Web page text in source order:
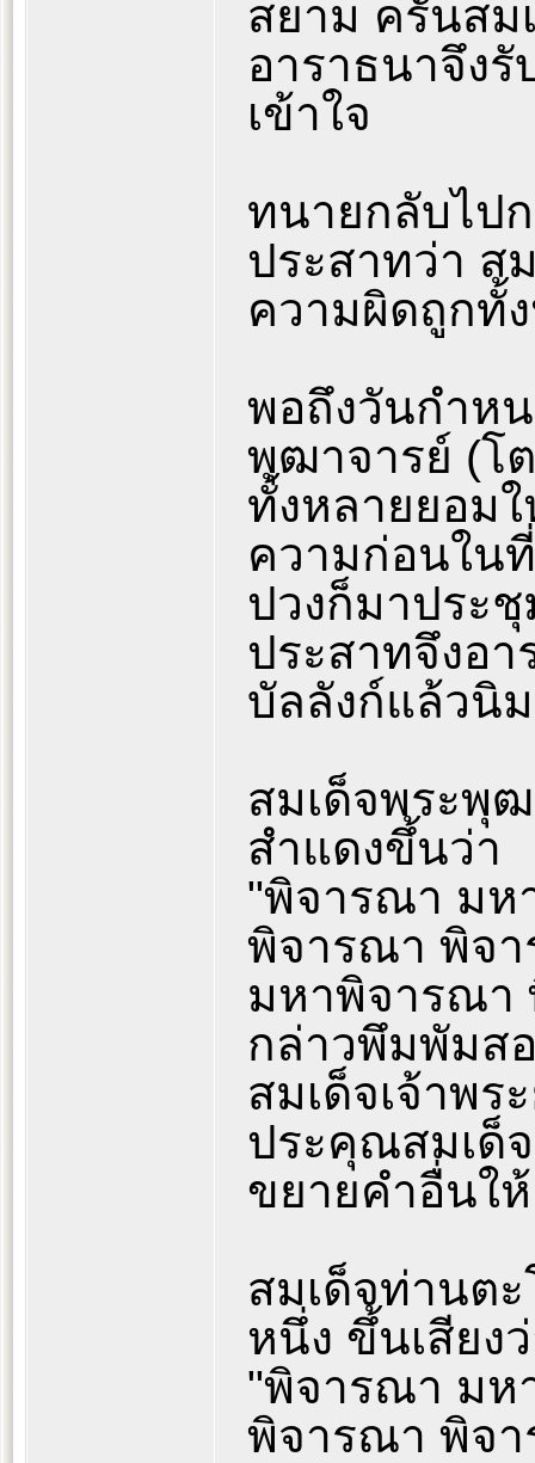
สยาม ครั้นสม
อาราธนาจึง
เข้าใจ
ทนายกลับไปก
ประสาทว่า ส
ความผิดถูกทั้
พอถึงวันกำห
พุฒาจารย์ (โ
ทั้งหลายยอม
ความก่อนใน
ปวงก็มาประชุ
ประสาทจึงอ
บัลลังก์แล้วนิ
สมเด็จพระพุ
สำแดงขึ้นว่า
"พิจารณา มห
พิจารณา พิจ
มหาพิจารณา
กล่าวพึมพัมส
สมเด็จเจ้าพร
ประคุณสมเด็
ขยายคำอื่นใ
สมเด็จท่านต
หนึ่ง ขึ้นเสียง
"พิจารณา มห
พิจารณา พิจ